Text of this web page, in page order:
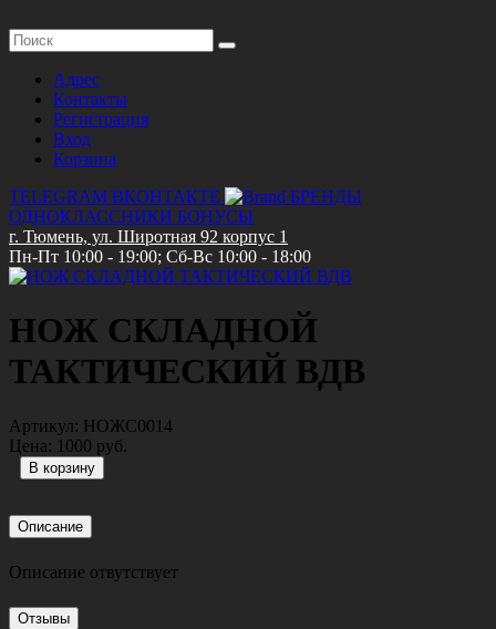
Адрес
Контакты
Регистрация
Вход
Корзина
TELEGRAM ВКОНТАКТЕ
БРЕНДЫ
ОДНОКЛАССНИКИ БОНУСЫ
г. Тюмень, ул. Широтная 92 корпус 1
Пн-Пт 10:00 - 19:00; Сб-Вс 10:00 - 18:00
НОЖ СКЛАДНОЙ
ТАКТИЧЕСКИЙ ВДВ
Артикул: НОЖС0014
Цена: 1000 руб.
Описание
Описание отвутствует
Отзывы